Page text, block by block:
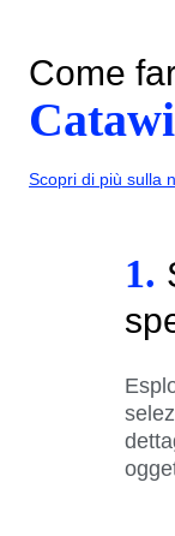
Come
Scopri di più sulla
1.